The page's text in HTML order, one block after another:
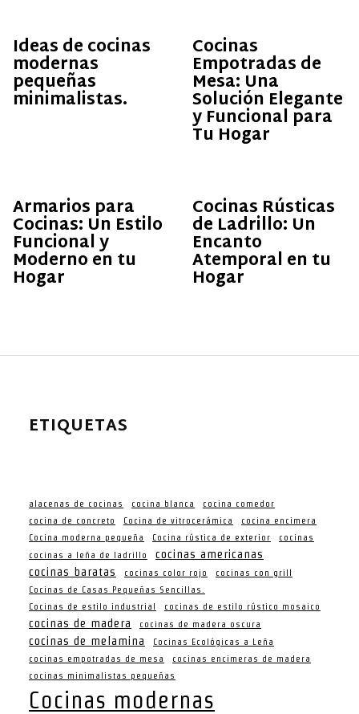
Ideas de cocinas
modernas
pequeñas
minimalistas.
Cocinas
Empotradas de
Mesa: Una
Solución Elegante
y Funcional para
Tu Hogar
Armarios para
Cocinas: Un Estilo
Funcional y
Moderno en tu
Hogar
Cocinas Rústicas
de Ladrillo: Un
Encanto
Atemporal en tu
Hogar
ETIQUETAS
alacenas de cocinas cocina blanca
cocina comedor
cocina de concreto
Cocina de vitrocerámica
cocina encimera
Cocina moderna pequeña
Cocina rústica de exterior
cocinas
cocinas a leña de ladrillo
cocinas americanas
cocinas baratas
cocinas color rojo
cocinas con grill
Cocinas de Casas Pequeñas Sencillas.
Cocinas de estilo industrial
cocinas de estilo rústico mosaico
cocinas de madera cocinas de madera oscura
cocinas de melamina
Cocinas Ecológicas a Leña
cocinas empotradas de mesa
cocinas encimeras de madera
cocinas minimalistas pequeñas
Cocinas modernas